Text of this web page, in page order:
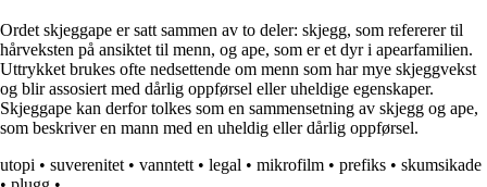
Ordet skjeggape er satt sammen av to deler: skjegg, som refererer til
hårveksten på ansiktet til menn, og ape, som er et dyr i apearfamilien.
Uttrykket brukes ofte nedsettende om menn som har mye skjeggvekst
og blir assosiert med dårlig oppførsel eller uheldige egenskaper.
Skjeggape kan derfor tolkes som en sammensetning av skjegg og ape,
som beskriver en mann med en uheldig eller dårlig oppførsel.
utopi • suverenitet • vanntett • legal • mikrofilm • prefiks • skumsikade